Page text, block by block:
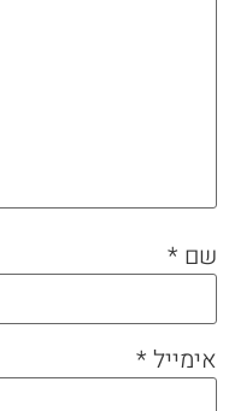
שם *
אימייל *